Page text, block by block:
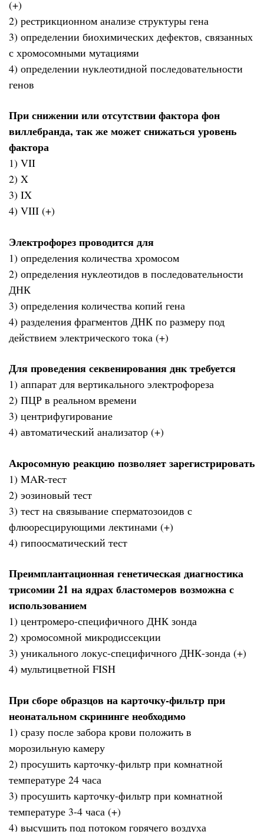
(+)
2) рестрикционном анализе структуры гена
3) определении биохимических дефектов, связанных
с хромосомными мутациями
4) определении нуклеотидной последовательности
генов
При снижении или отсутствии фактора фон
виллебранда, так же может снижаться уровень
фактора
1) VII
2) X
3) IX
4) VIII (+)
Электрофорез проводится для
1) определения количества хромосом
2) определения нуклеотидов в последовательности
ДНК
3) определения количества копий гена
4) разделения фрагментов ДНК по размеру под
действием электрического тока (+)
Для проведения секвенирования днк требуется
1) аппарат для вертикального электрофореза
2) ПЦР в реальном времени
3) центрифугирование
4) автоматический анализатор (+)
Акросомную реакцию позволяет зарегистрировать
1) MAR-тест
2) эозиновый тест
3) тест на связывание сперматозоидов с
флюоресцирующими лектинами (+)
4) гипоосматический тест
Преимплантационная генетическая диагностика
трисомии 21 на ядрах бластомеров возможна с
использованием
1) центромеро-специфичного ДНК зонда
2) хромосомной микродиссекции
3) уникального локус-специфичного ДНК-зонда (+)
4) мультицветной FISH
При сборе образцов на карточку-фильтр при
неонатальном скрининге необходимо
1) сразу после забора крови положить в
морозильную камеру
2) просушить карточку-фильтр при комнатной
температуре 24 часа
3) просушить карточку-фильтр при комнатной
температуре 3-4 часа (+)
4) высушить под потоком горячего воздуха